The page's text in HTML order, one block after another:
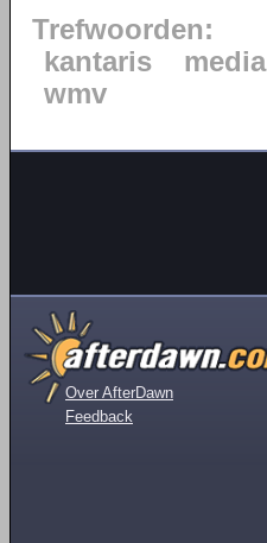
Trefwoorden:
kantaris
media
wmv
Over AfterDawn
Feedback